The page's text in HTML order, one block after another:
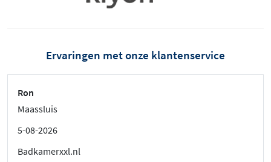
Ervaringen met onze klantenservice
Ron
Maassluis
5-08-2026
Badkamerxxl.nl